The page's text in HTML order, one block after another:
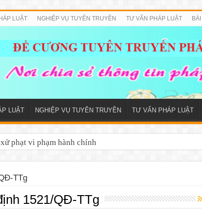
LUẬT NGHIỆP VỤ TUYÊN TRUYỀN TƯ VẤN PHÁP LUẬT
LUẬT NGHIỆP VỤ TUYÊN TRUYỀN TƯ VẤN PHÁP LUẬT
phạt vi phạm hành chính
Tiếp cận thông tin 2026
TTg
1521/QĐ-TTg